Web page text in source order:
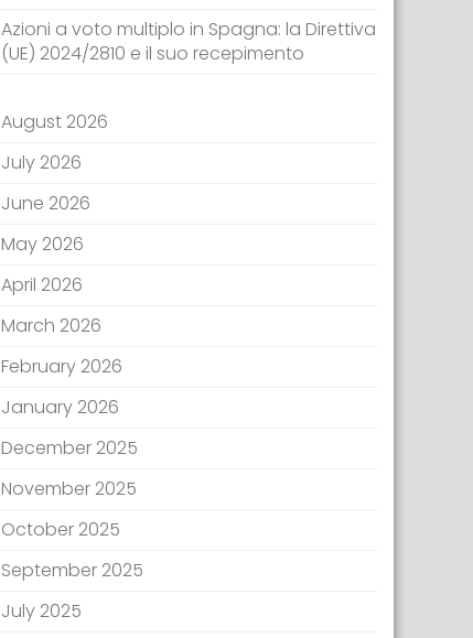
Azioni a voto multiplo in Spagna: la Direttiva
(UE) 2024/2810 e il suo recepimento
August 2026
July 2026
June 2026
May 2026
April 2026
March 2026
February 2026
January 2026
December 2025
November 2025
October 2025
September 2025
July 2025